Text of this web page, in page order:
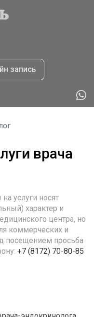
запись
врача
услуги носят
характер и
центра, но
коммерческих и
посещением просьба
+7 (8172) 70-80-85